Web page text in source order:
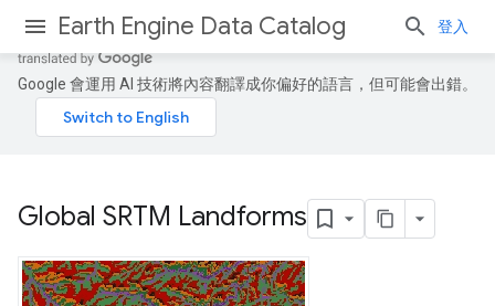
Earth Engine Data Catalog 登入
Google 會運用 AI 技術將內容翻譯成你偏好的語言，但可能會出錯。
Global SRTM Landforms